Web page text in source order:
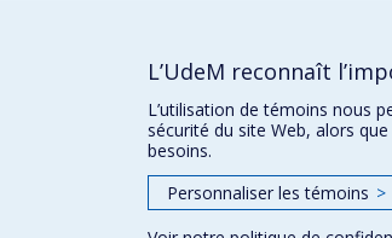
Montréal (Québec) H2V 2S9
L’UdeM reconnaît
L’utilisation de témoins nous
sécurité du site Web, alors
besoins.
Personnaliser les témoins >